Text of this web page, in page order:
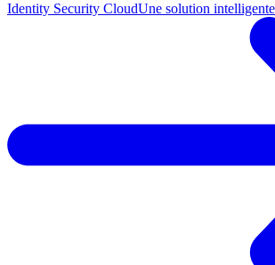
Identity Security CloudUne solution